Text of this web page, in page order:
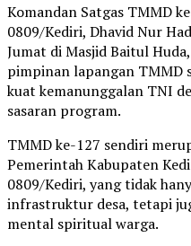
Komandan Satgas TMMD
0809/Kediri, Dhavid Nur
Jumat di Masjid Baitul
pimpinan lapangan TMMD
kuat kemanunggalan TNI
sasaran program.
TMMD ke-127 sendiri
Pemerintah Kabupaten
0809/Kediri, yang tidak
infrastruktur desa, tetapi
mental spiritual warga.